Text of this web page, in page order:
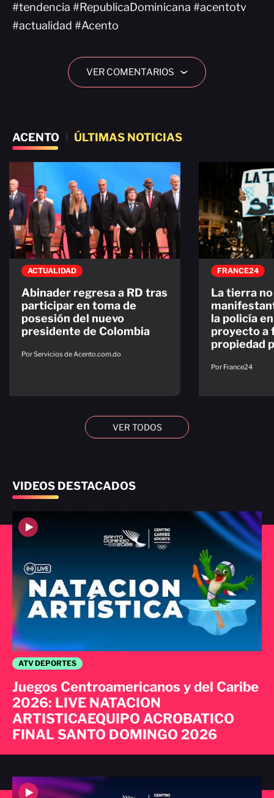
#tendencia #RepublicaDominicana #acentotv
#actualidad #Acento
VER COMENTARIOS ›
ACENTO ÚLTIMAS NOTICIAS
ACTUALIDAD
Abinader regresa a RD tras
participar en toma de
posesión del nuevo
presidente de Colombia
Por Servicios de Acento.com.do
FRANCE24
La tierra
la policía
proyecto a
propiedad
Por France24
VER TODOS
VIDEOS DESTACADOS
ATV DEPORTES
Juegos Centroamericanos y del Caribe
2026: LIVE NATACION
ARTISTICAEQUIPO ACROBATICO
FINAL SANTO DOMINGO 2026